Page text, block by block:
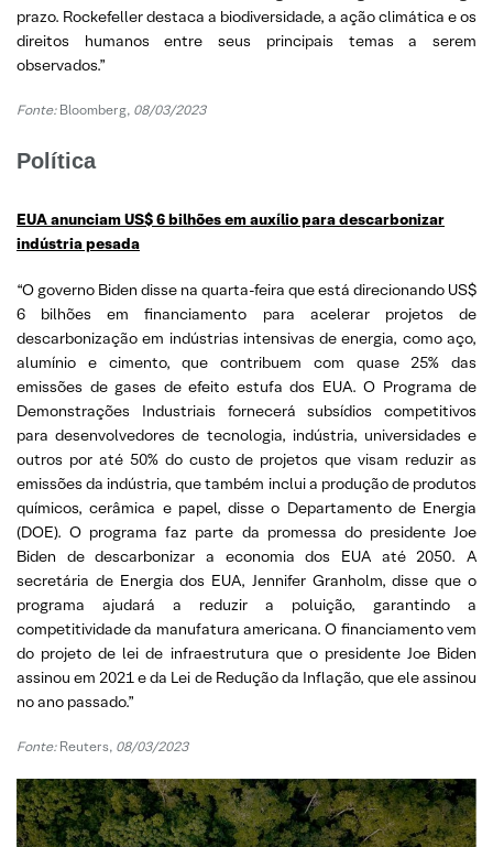
prazo. Rockefeller destaca a biodiversidade, a ação climática e os
direitos humanos entre seus principais temas a serem
observados.”
Fonte: Bloomberg, 08/03/2023
Política
EUA anunciam US$ 6 bilhões em auxílio para descarbonizar
indústria pesada
“O governo Biden disse na quarta-feira que está direcionando US$
6 bilhões em financiamento para acelerar projetos de
descarbonização em indústrias intensivas de energia, como aço,
alumínio e cimento, que contribuem com quase 25% das
emissões de gases de efeito estufa dos EUA. O Programa de
Demonstrações Industriais fornecerá subsídios competitivos
para desenvolvedores de tecnologia, indústria, universidades e
outros por até 50% do custo de projetos que visam reduzir as
emissões da indústria, que também inclui a produção de produtos
químicos, cerâmica e papel, disse o Departamento de Energia
(DOE). O programa faz parte da promessa do presidente Joe
Biden de descarbonizar a economia dos EUA até 2050. A
secretária de Energia dos EUA, Jennifer Granholm, disse que o
programa ajudará a reduzir a poluição, garantindo a
competitividade da manufatura americana. O financiamento vem
do projeto de lei de infraestrutura que o presidente Joe Biden
assinou em 2021 e da Lei de Redução da Inflação, que ele assinou
no ano passado.”
Fonte: Reuters, 08/03/2023